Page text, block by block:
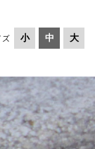
小 中 大